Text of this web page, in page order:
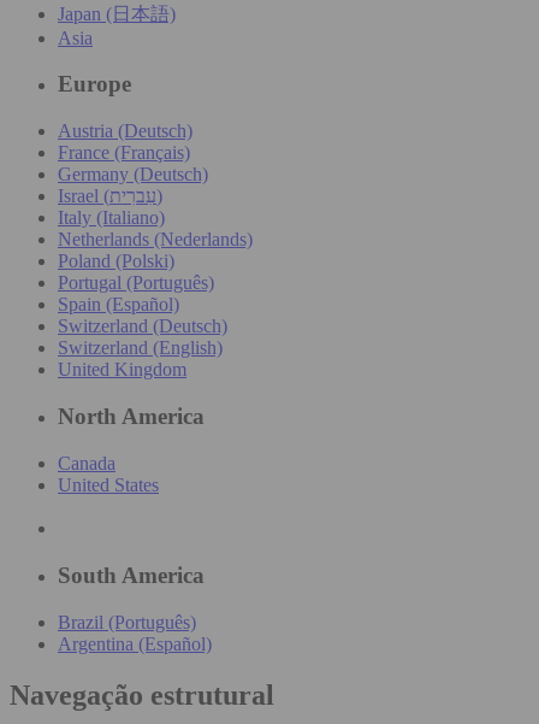
Japan (日本語)
Asia
Europe
Austria (Deutsch)
France (Français)
Germany (Deutsch)
Israel (עִברִית)
Italy (Italiano)
Netherlands (Nederlands)
Poland (Polski)
Portugal (Português)
Spain (Español)
Switzerland (Deutsch)
Switzerland (English)
United Kingdom
North America
Canada
United States
South America
Brazil (Português)
Argentina (Español)
Navegação estrutural